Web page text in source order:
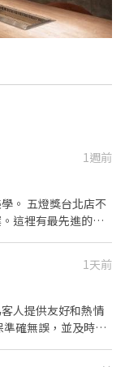
1週前
店不
這裡有最先進的自
極致乾淨
煙的餐飲工作空
1天前
人提供友好和熱情